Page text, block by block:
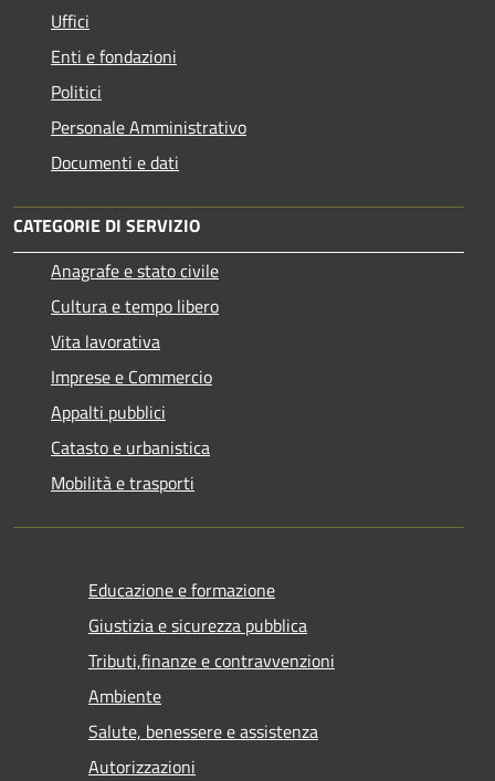
Uffici
Enti e fondazioni
Politici
Personale Amministrativo
Documenti e dati
CATEGORIE DI SERVIZIO
Anagrafe e stato civile
Cultura e tempo libero
Vita lavorativa
Imprese e Commercio
Appalti pubblici
Catasto e urbanistica
Mobilità e trasporti
Educazione e formazione
Giustizia e sicurezza pubblica
Tributi,finanze e contravvenzioni
Ambiente
Salute, benessere e assistenza
Autorizzazioni